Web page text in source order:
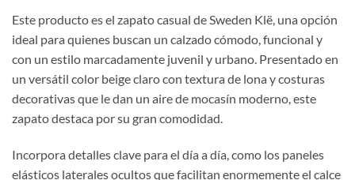
Este producto es el zapato casual de Sweden Klë, una opción
ideal para quienes buscan un calzado cómodo, funcional y
con un estilo marcadamente juvenil y urbano. Presentado en
un versátil color beige claro con textura de lona y costuras
decorativas que le dan un aire de mocasín moderno, este
zapato destaca por su gran comodidad.
Incorpora detalles clave para el día a día, como los paneles
elásticos laterales ocultos que facilitan enormemente el calce